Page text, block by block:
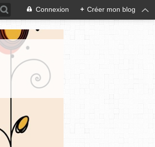
Connexion + Créer mon blog